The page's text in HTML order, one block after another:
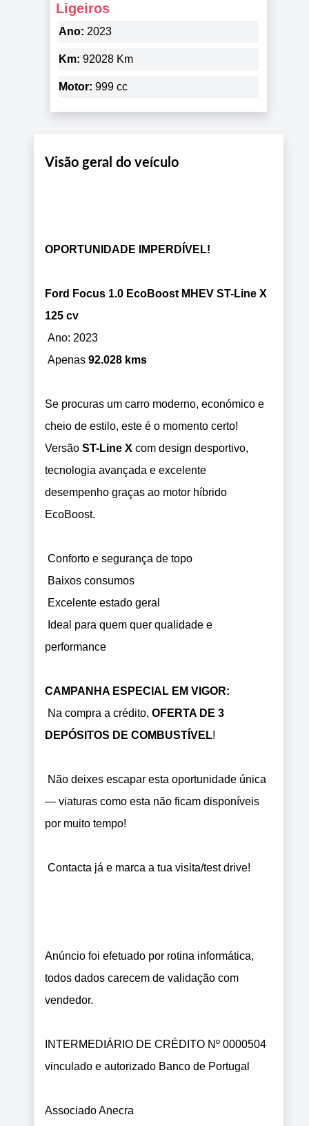
Ligeiros
Ano: 2023
Km: 92028 Km
Motor: 999 cc
Visão geral do veículo
OPORTUNIDADE IMPERDÍVEL!
Ford Focus 1.0 EcoBoost MHEV ST-Line X
125 cv
Ano: 2023
Apenas 92.028 kms
Se procuras um carro moderno, económico e
cheio de estilo, este é o momento certo!
Versão ST-Line X com design desportivo,
tecnologia avançada e excelente
desempenho graças ao motor híbrido
EcoBoost.
Conforto e segurança de topo
Baixos consumos
Excelente estado geral
Ideal para quem quer qualidade e
performance
CAMPANHA ESPECIAL EM VIGOR:
Na compra a crédito, OFERTA DE 3
DEPÓSITOS DE COMBUSTÍVEL!
Não deixes escapar esta oportunidade única
— viaturas como esta não ficam disponíveis
por muito tempo!
Contacta já e marca a tua visita/test drive!
Anúncio foi efetuado por rotina informática,
todos dados carecem de validação com
vendedor.
INTERMEDIÁRIO DE CRÉDITO Nº 0000504
vinculado e autorizado Banco de Portugal
Associado Anecra